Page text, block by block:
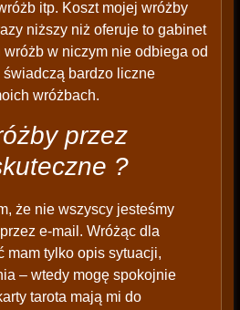
itp. Koszt mojej wróżby
niższy niż oferuje to gabinet
w niczym nie odbiega od
bardzo liczne
wróżbach.
przez
?
że nie wszyscy jesteśmy
e-mail. Wróżąc dla
mam tylko opis sytuacji,
– wtedy mogę spokojnie
tarota mają mi do